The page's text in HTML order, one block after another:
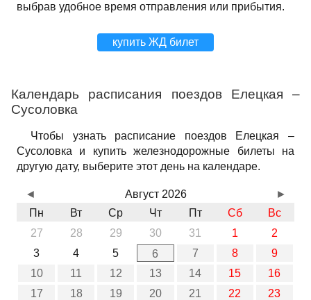
выбрав удобное время отправления или прибытия.
купить ЖД билет
Календарь расписания поездов Елецкая –
Сусоловка
Чтобы узнать расписание поездов Елецкая –
Сусоловка и купить железнодорожные билеты на
другую дату, выберите этот день на календаре.
Август 2026
Пн
Вт Ср Чт Пт Сб
Вс
27
28 29 30 31 1
2
3
4 5 6 7 8
9
10
11 12 13 14 15
16
17
18 19 20 21 22
23
◄ ►